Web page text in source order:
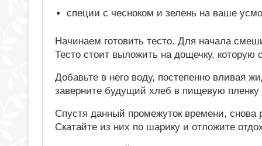
специи с чесноком и зелень на ваше
Начинаем готовить тесто. Для начала
Тесто стоит выложить на дощечку, которую
Добавьте в него воду, постепенно вливая
заверните будущий хлеб в пищевую пленку
Спустя данный промежуток времени, снова
Скатайте из них по шарику и отложите